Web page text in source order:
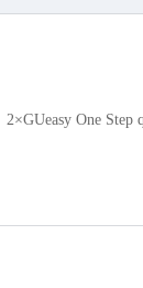
2×GUeasy One Step